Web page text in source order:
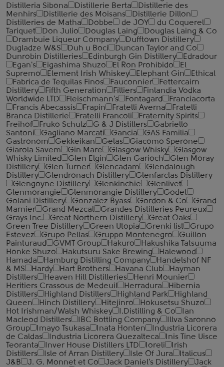
Distilleria Sibona
Distillerie Berta
Distillerie des
Menhirs
Distillerie des Moisans
Distillerie Dillon
Distilleries de Matha
Dobbe de JOY
du Coquerel
Tariquet
Don Julio Douglas Laing
Douglas Laing & Co
Drambuie Liqueur Company
Dufftown Distillery
Dugladze W&S
Duh u Boci
Duncan Taylor and Co
Dunrobin Distilleries
Edinburgh Gin Distillery
Edradour
Egan's
Eigashima Shuzo El Ron Prohibido
El
Supremo
Element Irish Whiskey Elephant Gin
Ethical
Fabrica de Tequilas Finos
Fauconnier
Fettercairn
Distillery
Fifth Generation Filliers
Finlandia Vodka
Worldwide LTD
Fleischmann's Fontagard
Franciacorta
Francis Abecassis
Frapin Fratelli Averna
Fratelli
Branca Distillerie
Fratelli ‎Francoli
Fraternity Spirits
Freihof
Fruko Schulz G & J Distillers
Gabriello
Santoni
Gagliano Marcati Gancia
GAS Familia
Gastronom
Gekkeikan Gelas
Giacomo Sperone
Giarola Savem
Gin Mare Glasgow Whisky
Glasgow
Whisky Limited
Glen Elgin Glen Garioch
Glen Moray
Distillery
Glen Turner Glencadam
Glendalough
Distillery
Glendronach Distillery
Glenfarclas Distillery
Glengoyne Distillery
Glenkinchie
Glenlivet
Glenmorangie
Glenmorangie Distillery
Godet
Golani Distillery
Gonzalez Byass Gordon & Co
Grand
Marnier
Grand Mezcal
Grandes Distilleries Peureux
Grays Inc.
Great Northern Distillery
Great Oaks
Green Tree Distillery
Green Utopia Grenki list
Grupo
Estevez
Grupo Pellas Gruppo Montenegro
Guillon
Painturaud
GVMT Group Hakuro
Hakushika Tatsuuma
Honke Shuzo
Hakutsuru Sake Brewing
Halewood
Hamada
Hamburg Distilling Company
Handelshof NF
& MS
Hardy Hart Brothers Havana Club
Hayman
Distillers
Heaven Hill Distilleries
Henri Mounier
Heritiers Crassous de Medeuil
Herradura
Hibernia
Distillers
Highland Distillers Highland Park
Highland
Queen
Hinch Distillery Hitejinro
Hokusetsu Shuzo
Hot Irishman/Walsh Whiskey
I.Distilling & Co
Ian
Macleod Distillers
IBC Bottling Company
Illva Saronno
Group
Imayo Tsukasa Inata Honten
Industria Licorera
de Caldas
Industria Licorera Quezalteca
Inis Tine Uisce
Teoranta
Inver House Distillers LTD Ioreli
Irish
Distillers
Isle of Arran Distillery Isle Of Jura
Italicus
J&B
J. G. Monnet et Co Jack Daniel's Distillery
Jack